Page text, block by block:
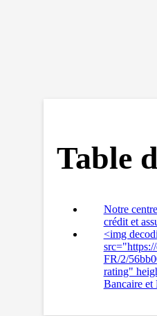
Table
Notre
crédit et
<img
FR/2/
rating"
Bancaire